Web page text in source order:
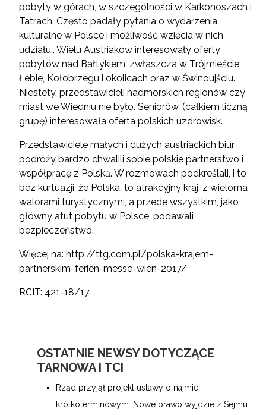
pobyty w górach, w szczególności w Karkonoszach i
Tatrach. Często padały pytania o wydarzenia
kulturalne w Polsce i możliwość wzięcia w nich
udziału.. Wielu Austriaków interesowały oferty
pobytów nad Bałtykiem, zwłaszcza w Trójmieście,
Łebie, Kołobrzegu i okolicach oraz w Świnoujściu.
Niestety, przedstawicieli nadmorskich regionów czy
miast we Wiedniu nie było. Seniorów, (całkiem liczną
grupę) interesowała oferta polskich uzdrowisk.
Przedstawiciele małych i dużych austriackich biur
podróży bardzo chwalili sobie polskie partnerstwo i
współpracę z Polską. W rozmowach podkreślali, i to
bez kurtuazji, że Polska, to atrakcyjny kraj, z wieloma
walorami turystycznymi, a przede wszystkim, jako
główny atut pobytu w Polsce, podawali
bezpieczeństwo.
Więcej na: http://ttg.com.pl/polska-krajem-
partnerskim-ferien-messe-wien-2017/
RCIT: 421-18/17
OSTATNIE NEWSY DOTYCZĄCE
TARNOWA I TCI
Rząd przyjął projekt ustawy o najmie
krótkoterminowym. Nowe prawo wyjdzie z Sejmu